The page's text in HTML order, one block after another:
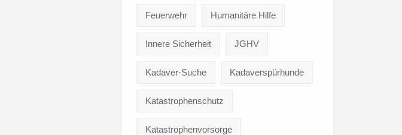
Feuerwehr Humanitäre Hilfe
Innere Sicherheit JGHV
Kadaver-Suche Kadaverspürhunde
Katastrophenschutz
Katastrophenvorsorge